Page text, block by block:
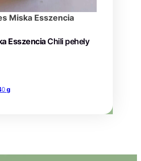
Miska Esszencia
EsszenciaChili pehely
0 g